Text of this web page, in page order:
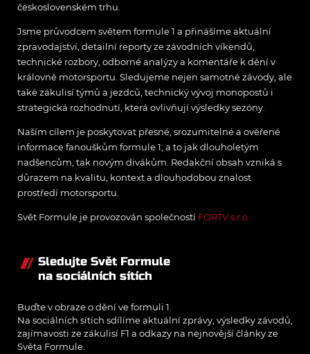
československém trhu.
Jsme průvodcem světem formule 1 a přinášíme aktuální
zpravodajství, detailní reporty ze závodních víkendů,
technické rozbory, odborné analýzy a komentáře k dění v
královně motorsportu. Sledujeme nejen samotné závody, ale
také zákulisí týmů a jezdců, technický vývoj monopostů i
strategická rozhodnutí, která ovlivňují výsledky sezóny.
Naším cílem je poskytovat přesné, srozumitelné a ověřené
informace fanouškům formule 1, a to jak dlouholetým
nadšencům, tak novým divákům. Redakční obsah vzniká s
důrazem na kvalitu, kontext a dlouhodobou znalost
prostředí motorsportu.
Svět Formule je provozován společností FORTV s.r.o.
Sledujte Svět Formule
na sociálních sítích
Buďte v obraze o dění ve formuli 1.
Na sociálních sítích sdílíme aktuální zprávy, výsledky závodů,
zajímavosti ze zákulisí F1 a odkazy na nejnovější články ze
Světa Formule.